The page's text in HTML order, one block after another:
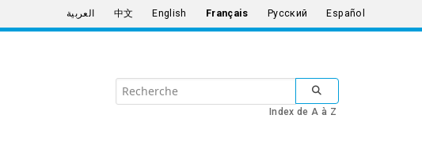
العربية 中文 English Français Русский Español
Search
SUBMIT SEARCH
Index de A à Z